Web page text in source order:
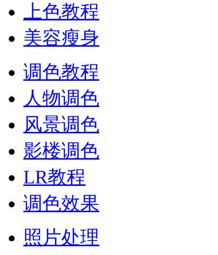
上色教程
美容瘦身
调色教程
人物调色
风景调色
影楼调色
LR教程
调色效果
照片处理